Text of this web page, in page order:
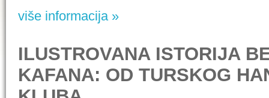
više informacija »
ILUSTROVANA ISTORIJA
KAFANA: OD TURSKOG